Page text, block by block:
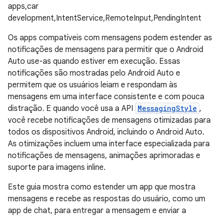
apps,car
development,IntentService,RemoteInput,PendingIntent
Os apps compatíveis com mensagens podem estender as
notificações de mensagens para permitir que o Android
Auto use-as quando estiver em execução. Essas
notificações são mostradas pelo Android Auto e
permitem que os usuários leiam e respondam às
mensagens em uma interface consistente e com pouca
distração. E quando você usa a API MessagingStyle ,
você recebe notificações de mensagens otimizadas para
todos os dispositivos Android, incluindo o Android Auto.
As otimizações incluem uma interface especializada para
notificações de mensagens, animações aprimoradas e
suporte para imagens inline.
Este guia mostra como estender um app que mostra
mensagens e recebe as respostas do usuário, como um
app de chat, para entregar a mensagem e enviar a